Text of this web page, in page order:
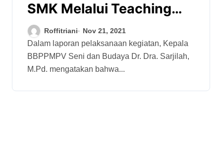
SMK Melalui Teaching
Factory
Roffitriani Nov 21, 2021
Dalam laporan pelaksanaan kegiatan, Kepala
BBPPMPV Seni dan Budaya Dr. Dra. Sarjilah,
M.Pd. mengatakan bahwa...